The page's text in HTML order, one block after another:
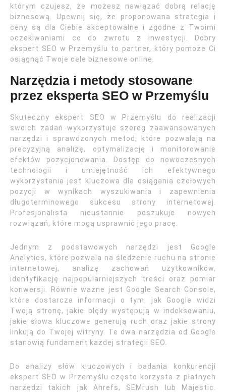
którym czujesz, że możesz nawiązać dobrą relację
biznesową. Upewnij się, że proponowana strategia i
ceny są dla Ciebie akceptowalne i zgodne z Twoimi
oczekiwaniami co do zwrotu z inwestycji. Dobry
ekspert SEO w Przemyślu to partner, który pomoże Ci
osiągnąć Twoje cele biznesowe online.
Narzędzia i metody stosowane
przez eksperta SEO w Przemyślu
Skuteczny ekspert SEO w Przemyślu do realizacji
swoich zadań wykorzystuje szereg zaawansowanych
narzędzi i sprawdzonych metod, które pozwalają na
precyzyjną analizę, optymalizację i monitorowanie
efektów pozycjonowania. Dostęp do nowoczesnych
technologii i umiejętność ich efektywnego
wykorzystania jest kluczowa dla osiągania czołowych
pozycji w wynikach wyszukiwania i zapewnienia
długoterminowego sukcesu strony internetowej.
Profesjonalista nieustannie poszukuje nowych
rozwiązań, które mogą usprawnić jego pracę.
Jednym z podstawowych narzędzi jest Google
Analytics, które pozwala na śledzenie ruchu na stronie
internetowej, analizę zachowań użytkowników,
identyfikację najpopularniejszych treści oraz pomiar
konwersji. Równie ważne jest Google Search Console,
które dostarcza informacji o tym, jak Google widzi
Twoją stronę, jakie błędy występują w indeksowaniu,
jakie słowa kluczowe generują ruch oraz jakie strony
linkują do Twojej witryny. Te dwa narzędzia od Google
stanowią fundament każdej strategii SEO.
Do analizy słów kluczowych i badania konkurencji
ekspert SEO w Przemyślu często korzysta z płatnych
narzędzi takich jak Ahrefs, SEMrush lub Majestic.